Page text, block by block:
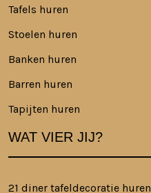
Tafels huren
Stoelen huren
Banken huren
Barren huren
Tapijten huren
WAT VIER JIJ?
21 diner tafeldecoratie huren